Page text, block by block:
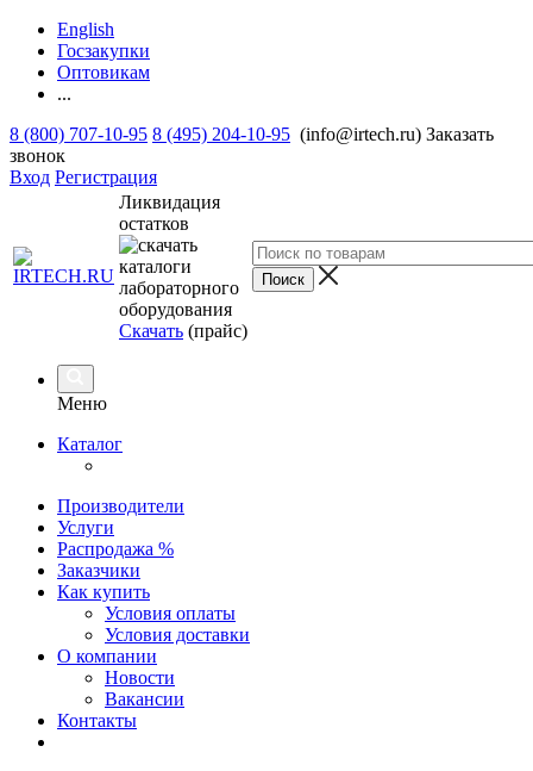
English
Госзакупки
Оптовикам
...
8 (800) 707-10-95 8 (495) 204-10-95 (info@irtech.ru) Заказать
звонок
Вход Регистрация
Ликвидация
остатков
Скачать (прайс)
Меню
Каталог
Производители
Услуги
Распродажа %
Заказчики
Как купить
Условия оплаты
Условия доставки
О компании
Новости
Вакансии
Контакты